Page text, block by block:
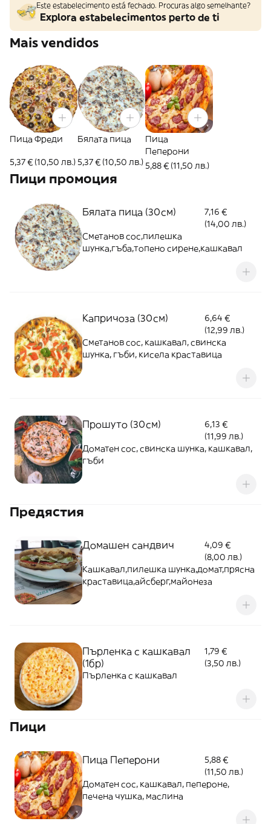
Este estabelecimento está fechado. Procuras algo semelhante?
Explora estabelecimentos perto de ti
Mais vendidos
Пица Фреди
5,37 € (10,50 лв.)
Бялата пица
5,37 € (10,50 лв.)
Пица
Пеперони
5,88 € (11,50 лв.)
Пици промоция
Бялата пица (30см)
7,16 €
(14,00 лв.)
Сметанов сос,пилешка
шунка,гъба,топено сирене,кашкавал
Капричоза (30см)
6,64 €
(12,99 лв.)
Сметанов сос, кашкавал, свинска
шунка, гъби, кисела краставица
Прошуто (30см)
6,13 €
(11,99 лв.)
Доматен сос, свинска шунка, кашкавал,
гъби
Предястия
Домашен сандвич
4,09 €
(8,00 лв.)
Кашкавал,пилешка шунка,домат,прясна
краставица,айсберг,майонеза
Пърленка с кашкавал
(1бр)
1,79 €
(3,50 лв.)
Пърленка с кашкавал
Пици
Пица Пеперони
5,88 €
(11,50 лв.)
Доматен сос, кашкавал, пепероне,
печена чушка, маслина